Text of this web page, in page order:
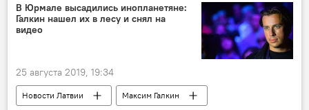
В Юрмале высадились инопланетяне:
Галкин нашел их в лесу и снял на
видео
25 августа 2019, 19:34
Новости Латвии
Максим Галкин